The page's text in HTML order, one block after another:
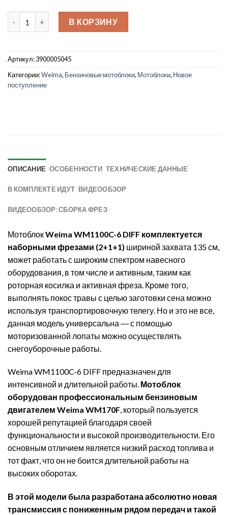
Количество товара Мотоблок Weima WM1100C-6 DIFF с
В КОРЗИНУ
Артикул:3900005045
Категории:Weima, Бензиновые мотоблоки, Мотоблоки, Новое
поступление
ОПИСАНИЕ ОСОБЕННОСТИ ТЕХНИЧЕСКИЕ ДАННЫЕ
В КОМПЛЕКТЕ ИДУТ ВИДЕООБЗОР
ВИДЕООБЗОР: СБОРКА ФРЕЗ
МотоблокWeima WM1100C-6 DIFF комплектуется
наборными фрезами (2+1+1) шириной захвата 135 см,
может работать с широким спектром навесного
оборудования, в том числе и активным, таким как
роторная косилка и активная фреза. Кроме того,
выполнять покос травы с целью заготовки сена можно
используя транспортировочную телегу. Но и это не все,
данная модель универсальна ― с помощью
моторизованной лопаты можно осуществлять
снегоуборочные работы.
Weima WM1100C-6 DIFF предназначен для
интенсивной и длительной работы. Мотоблок
оборудован профессиональным бензиновым
двигателем Weima WM170F, который пользуется
хорошей репутацией благодаря своей
функциональности и высокой производительности. Его
основным отличием является низкий расход топлива и
тот факт, что он не боится длительной работы на
высоких оборотах.
В этой модели была разработана абсолютно новая
трансмиссия с пониженным рядом передач и такой